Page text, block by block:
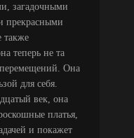
загадочными
прекрасными
также
теперь не та
перемещений. Она
для себя.
век, она
платья,
и покажет